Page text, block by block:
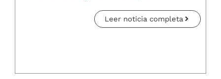
Leer noticia completa